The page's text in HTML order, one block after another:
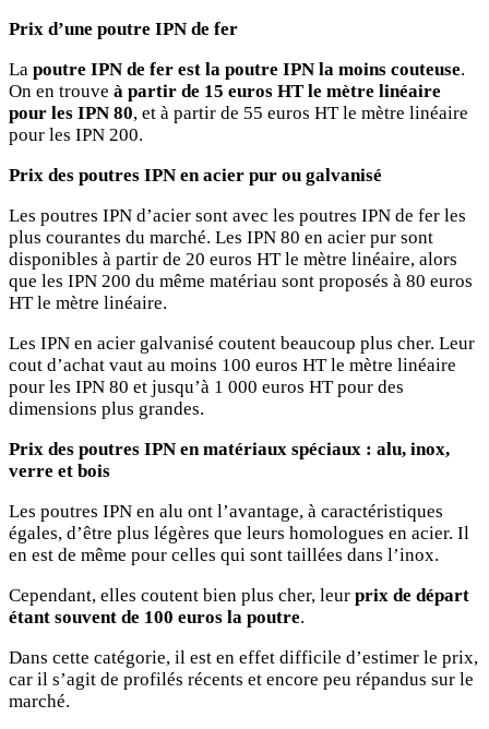
Prix d’une poutre IPN de fer
La poutre IPN de fer est la poutre IPN la moins couteuse.
On en trouve à partir de 15 euros HT le mètre linéaire
pour les IPN 80, et à partir de 55 euros HT le mètre linéaire
pour les IPN 200.
Prix des poutres IPN en acier pur ou galvanisé
Les poutres IPN d’acier sont avec les poutres IPN de fer les
plus courantes du marché. Les IPN 80 en acier pur sont
disponibles à partir de 20 euros HT le mètre linéaire, alors
que les IPN 200 du même matériau sont proposés à 80 euros
HT le mètre linéaire.
Les IPN en acier galvanisé coutent beaucoup plus cher. Leur
cout d’achat vaut au moins 100 euros HT le mètre linéaire
pour les IPN 80 et jusqu’à 1 000 euros HT pour des
dimensions plus grandes.
Prix des poutres IPN en matériaux spéciaux : alu, inox,
verre et bois
Les poutres IPN en alu ont l’avantage, à caractéristiques
égales, d’être plus légères que leurs homologues en acier. Il
en est de même pour celles qui sont taillées dans l’inox.
Cependant, elles coutent bien plus cher, leur prix de départ
étant souvent de 100 euros la poutre.
Dans cette catégorie, il est en effet difficile d’estimer le prix,
car il s’agit de profilés récents et encore peu répandus sur le
marché.